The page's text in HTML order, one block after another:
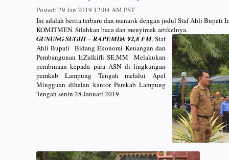
Posted: 29 Jan 2019 12:04 AM PST
Ini adalah berita terbaru dan menarik dengan judul Staf Ahli Bupati
KOMITMEN. Silahkan baca dan menyimak artikelnya.
GUNUNG SUGIH – RAPEMDA 92,8 FM, Staf
Ahli Bupati Bidang Ekonomi Keuangan dan
Pembangunan Ir.Zulkifli SE.MM Melakukan
pembinaan kepada para ASN di lingkungan
pemkab Lampung Tengah melalui Apel
Mingguan dihalan kantor Pemkab Lampung
Tengah senin 28 Januari 2019.